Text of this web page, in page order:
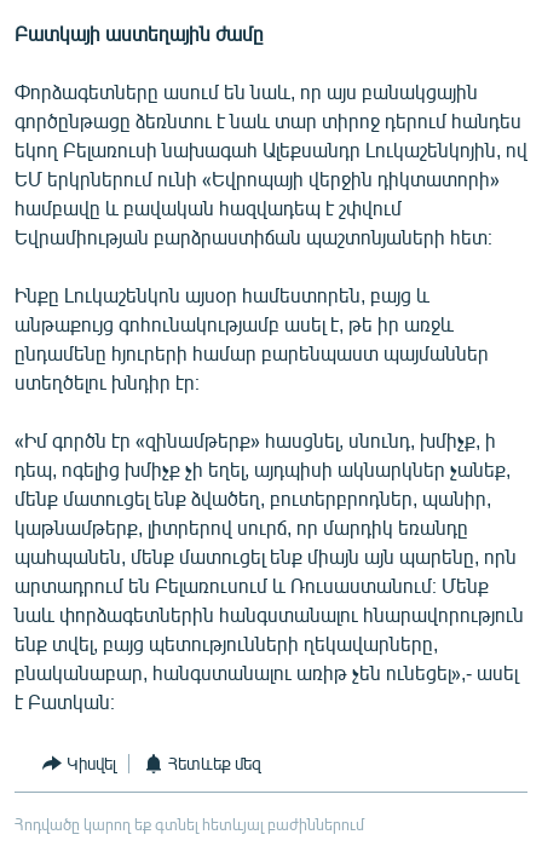
Բատկայի աստեղային ժամը
Փորձագետները ասում են նաև, որ այս բանակցային
գործընթացը ձեռնտու է նաև տար տիրոջ դերում հանդես
եկող Բելառուսի նախագահ Ալեքսանդր Լուկաշենկոյին, ով
ԵՄ երկրներում ունի «Եվրոպայի վերջին դիկտատորի»
համբավը և բավական հազվադեպ է շփվում
Եվրամիության բարձրաստիճան պաշտոնյաների հետ։
Ինքը Լուկաշենկոն այսօր համեստորեն, բայց և
անթաքույց գոհունակությամբ ասել է, թե իր առջև
ընդամենը հյուրերի համար բարենպաստ պայմաններ
ստեղծելու խնդիր էր։
«Իմ գործն էր «զինամթերք» հասցնել, սնունդ, խմիչք, ի
դեպ, ոգելից խմիչք չի եղել, այդպիսի ակնարկներ չանեք,
մենք մատուցել ենք ձվածեղ, բուտերբրոդներ, պանիր,
կաթնամթերք, լիտրերով սուրճ, որ մարդիկ եռանդը
պահպանեն, մենք մատուցել ենք միայն այն պարենը, որն
արտադրում են Բելառուսում և Ռուսաստանում։ Մենք
նաև փորձագետներին հանգստանալու հնարավորություն
ենք տվել, բայց պետությունների ղեկավարները,
բնականաբար, հանգստանալու առիթ չեն ունեցել»,- ասել
է Բատկան։
Կիսվել Հետևեք մեզ
Հոդվածը կարող եք գտնել հետևյալ բաժիններում